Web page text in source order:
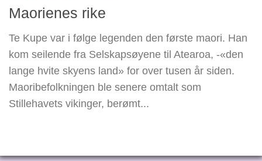
Maorienes rike
Te Kupe var i følge legenden den første maori. Han
kom seilende fra Selskapsøyene til Atearoa, -«den
lange hvite skyens land» for over tusen år siden.
Maoribefolkningen ble senere omtalt som
Stillehavets vikinger, berømt...